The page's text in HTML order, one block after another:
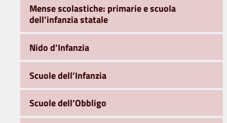
Mense scolastiche: primarie e scuola
dell’infanzia statale
Nido d’Infanzia
Scuole dell’Infanzia
Scuole dell’Obbligo